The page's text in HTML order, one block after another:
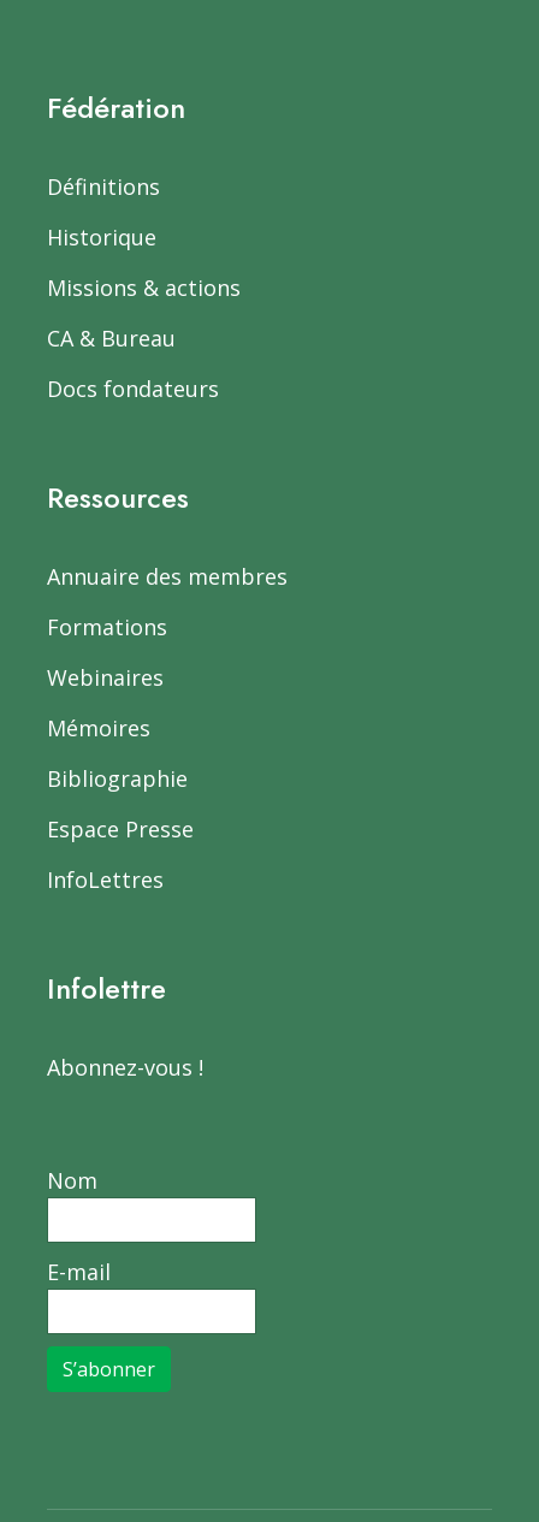
Fédération
Définitions
Historique
Missions & actions
CA & Bureau
Docs fondateurs
Ressources
Annuaire des membres
Formations
Webinaires
Mémoires
Bibliographie
Espace Presse
InfoLettres
Infolettre
Abonnez-vous !
Nom
E-mail
S’abonner